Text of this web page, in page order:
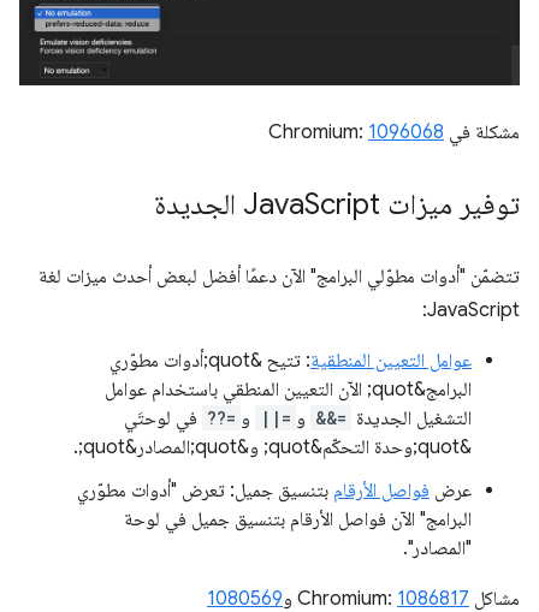
مشكلة في Chromium: 1096068
توفير ميزات Java Script الجديدة
تتضمّن "أدوات مطوّلي البرامج" الآن دعمًا أفضل لبعض أحدث ميزات لغة
JavaScript:
عوامل التعيين المنطقية
: تتيح &quot;أدوات مطوّري
البرامج&quot; الآن التعيين المنطقي باستخدام عوامل
التشغيل الجديدة &&= و ||= و ??= في لوحتَي
&quot;وحدة التحكّم&quot; و&quot;المصادر&quot;.
عرض فواصل الأرقام بتنسيق جميل: تعرض "أدوات مطوّري
البرامج" الآن فواصل الأرقام بتنسيق جميل في لوحة
"المصادر".
مشاكل Chromium: 1086817 و1080569